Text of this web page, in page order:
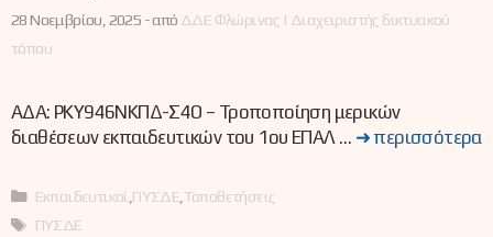
28 Νοεμβρίου, 2025 -από ΔΔΕ Φλώρινας | Διαχειριστής δικτυακού
τόπου
ΑΔΑ: ΡΚΥ946ΝΚΠΔ-Σ4Ο – Τροποποίηση μερικών
διαθέσεων εκπαιδευτικών του 1ου ΕΠΑΛ … ➜ περισσότερα
Κατηγορίες
Εκπαιδευτικοί ΠΥΣΔΕ Τοποθετήσεις
Ετικέτες
ΠΥΣΔΕ